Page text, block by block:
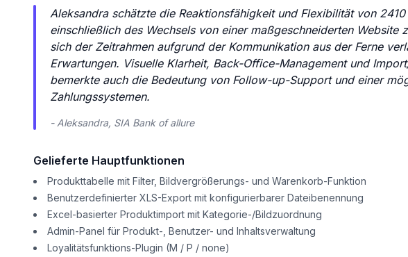
Aleksandra schätzte die Reaktionsfähigkeit und Flexibilität von
einschließlich des Wechsels von einer maßgeschneiderten
sich der Zeitrahmen aufgrund der Kommunikation aus der Ferne
Erwartungen. Visuelle Klarheit, Back-Office-Management und
bemerkte auch die Bedeutung von Follow-up-Support und einer
Zahlungssystemen.
- Aleksandra, SIA Bank of allure
Gelieferte Hauptfunktionen
Produkttabelle mit Filter, Bildvergrößerungs- und Warenkorb-Funktion
Benutzerdefinierter XLS-Export mit konfigurierbarer Dateibenennung
Excel-basierter Produktimport mit Kategorie-/Bildzuordnung
Admin-Panel für Produkt-, Benutzer- und Inhaltsverwaltung
Loyalitätsfunktions-Plugin (M / P / none)